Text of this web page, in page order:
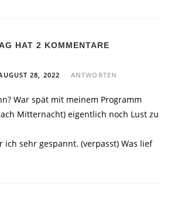
HAT 2 KOMMENTARE
28, 2022 ANTWORTEN
War spät mit meinem Programm
Mitternacht) eigentlich noch Lust zu
ich sehr gespannt. (verpasst) Was lief